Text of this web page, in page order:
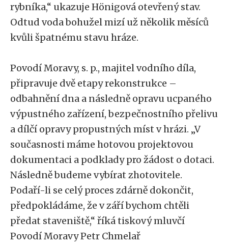
rybníka,“ ukazuje Hönigová otevřený stav.
Odtud voda bohužel mizí už několik měsíců
kvůli špatnému stavu hráze.
Povodí Moravy, s. p., majitel vodního díla,
připravuje dvě etapy rekonstrukce –
odbahnění dna a následně opravu ucpaného
výpustného zařízení, bezpečnostního přelivu
a dílčí opravy propustných míst v hrázi. „V
současnosti máme hotovou projektovou
dokumentaci a podklady pro žádost o dotaci.
Následně budeme vybírat zhotovitele.
Podaří-li se celý proces zdárně dokončit,
předpokládáme, že v září bychom chtěli
předat staveniště,“ říká tiskový mluvčí
Povodí Moravy Petr Chmelař